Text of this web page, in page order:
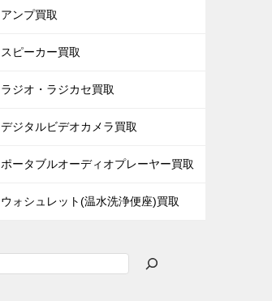
アンプ買取
スピーカー買取
ラジオ・ラジカセ買取
デジタルビデオカメラ買取
ポータブルオーディオプレーヤー買取
ウォシュレット(温水洗浄便座)買取